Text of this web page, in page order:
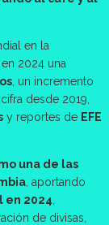
en la
2024 una
, un incremento
desde 2019,
y reportes de EFE
una de las
, aportando
en 2024
de divisas,